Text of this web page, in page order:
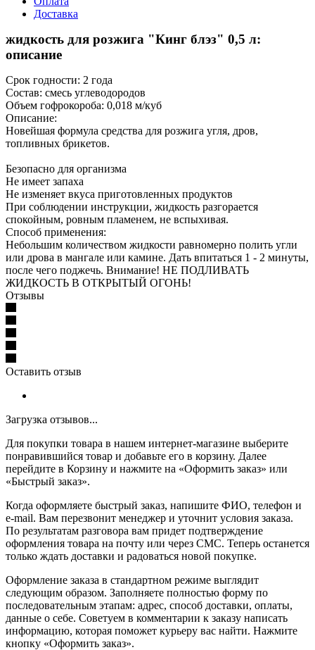
Доставка
жидкость для розжига "Кинг блэз" 0,5 л:
описание
Срок годности: 2 года
Состав: смесь углеводородов
Объем гофрокороба: 0,018 м/куб
Описание:
Новейшая формула средства для розжига угля, дров,
топливных брикетов.
Безопасно для организма
Не имеет запаха
Не изменяет вкуса приготовленных продуктов
При соблюдении инструкции, жидкость разгорается
спокойным, ровным пламенем, не вспыхивая.
Способ применения:
Небольшим количеством жидкости равномерно полить угли
или дрова в мангале или камине. Дать впитаться 1 - 2 минуты,
после чего поджечь. Внимание! НЕ ПОДЛИВАТЬ
ЖИДКОСТЬ В ОТКРЫТЫЙ ОГОНЬ!
Отзывы
Оставить отзыв
Загрузка отзывов...
Для покупки товара в нашем интернет-магазине выберите
понравившийся товар и добавьте его в корзину. Далее
перейдите в Корзину и нажмите на «Оформить заказ» или
«Быстрый заказ».
Когда оформляете быстрый заказ, напишите ФИО, телефон и
e-mail. Вам перезвонит менеджер и уточнит условия заказа.
По результатам разговора вам придет подтверждение
оформления товара на почту или через СМС. Теперь останется
только ждать доставки и радоваться новой покупке.
Оформление заказа в стандартном режиме выглядит
следующим образом. Заполняете полностью форму по
последовательным этапам: адрес, способ доставки, оплаты,
данные о себе. Советуем в комментарии к заказу написать
информацию, которая поможет курьеру вас найти. Нажмите
кнопку «Оформить заказ».